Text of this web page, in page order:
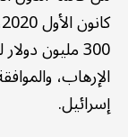
300 مليون
الإرهاب،
إسرائيل.